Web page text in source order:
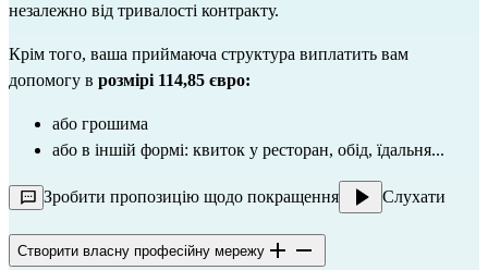
незалежно від тривалості контракту.
Крім того, ваша приймаюча структура виплатить вам
допомогу в розмірі 114,85 євро:
або грошима
або в іншій формі: квиток у ресторан, обід, їдальня...
Зробити пропозицію щодо покращення Слухати
Створити власну професійну мережу